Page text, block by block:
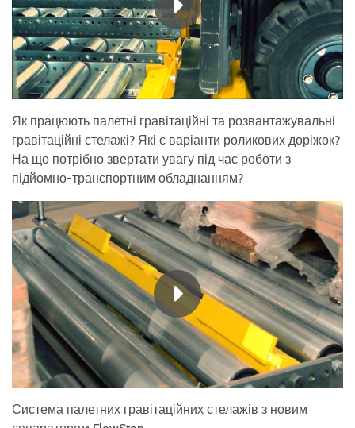
Як працюють палетні гравітаційні та розвантажувальні
гравітаційні стелажі? Які є варіанти роликових доріжок?
На що потрібно звертати увагу під час роботи з
підйомно-транспортним обладнанням?
Система палетних гравітаційних стелажів з новим